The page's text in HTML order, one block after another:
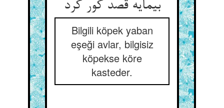
بی‏مایه قصد کور کرد
Bilgili köpek yaban
eşeği avlar, bilgisiz
köpekse köre
kasteder.